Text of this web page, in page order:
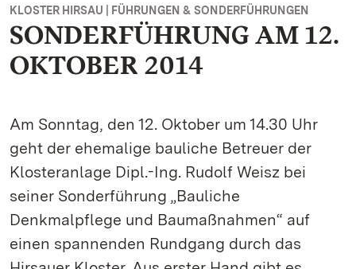
KLOSTER HIRSAU | FÜHRUNGEN & SONDERFÜHRUNGEN
SONDERFÜHRUNG AM 12.
OKTOBER 2014
Am Sonntag, den 12. Oktober um 14.30 Uhr
geht der ehemalige bauliche Betreuer der
Klosteranlage Dipl.-Ing. Rudolf Weisz bei
seiner Sonderführung „Bauliche
Denkmalpflege und Baumaßnahmen“ auf
einen spannenden Rundgang durch das